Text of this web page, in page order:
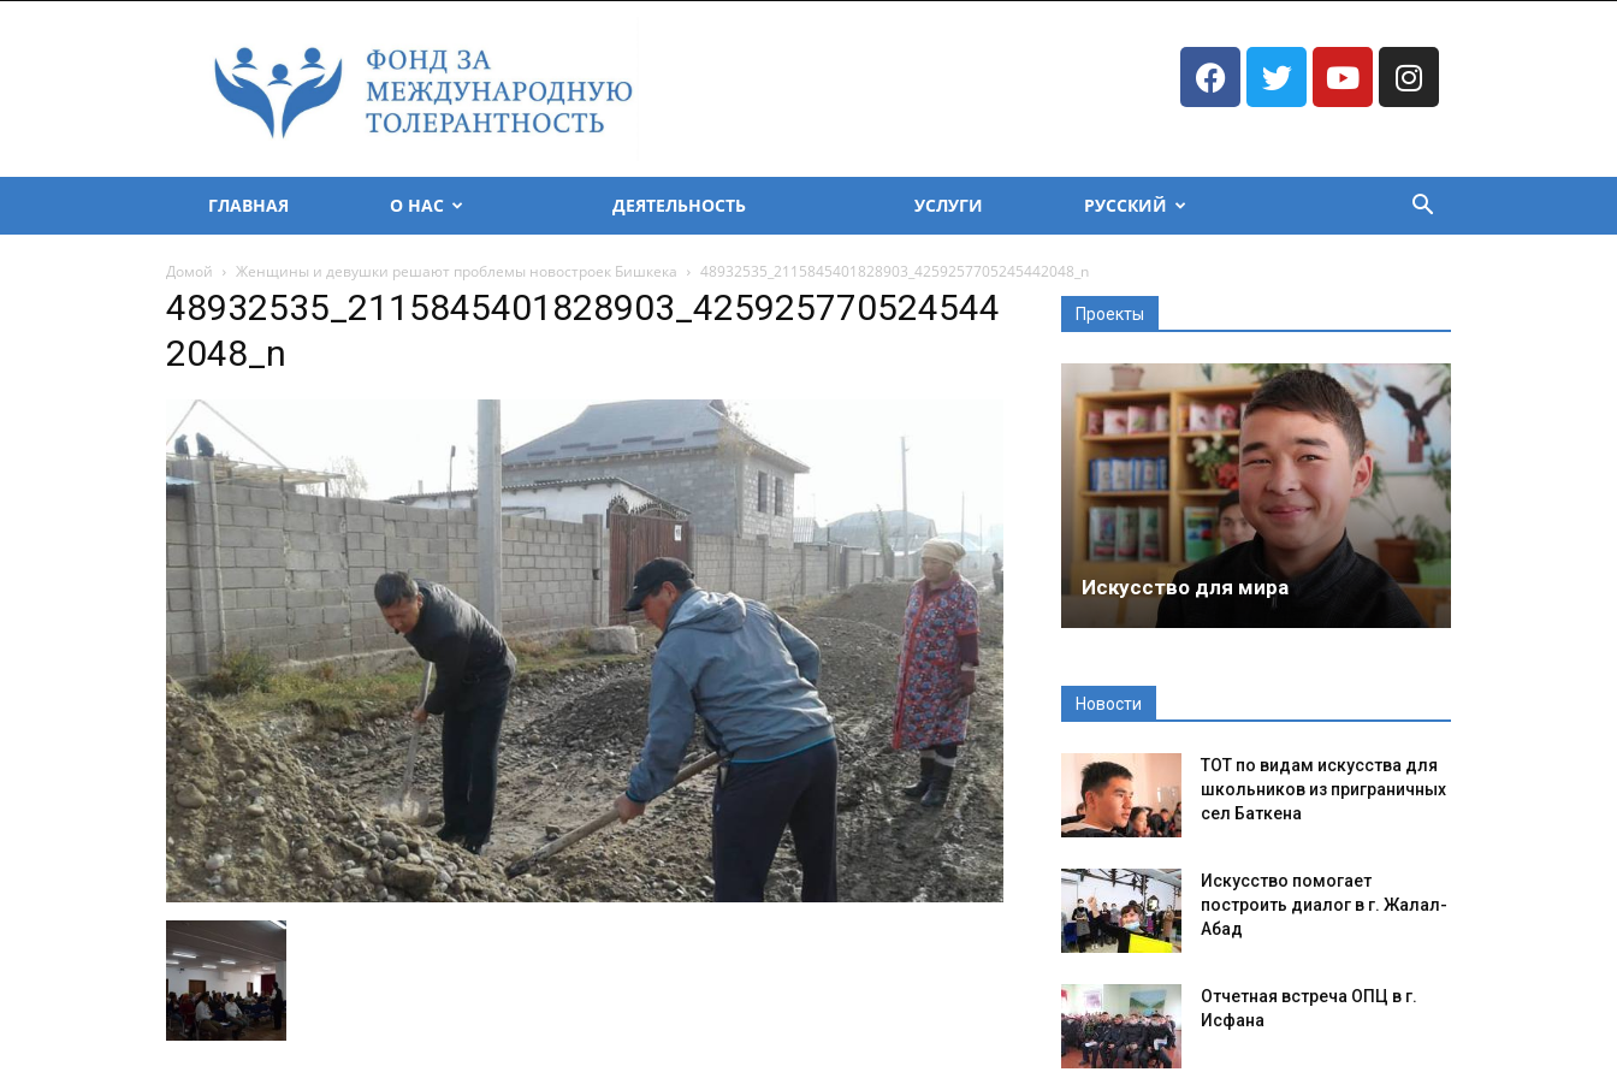
Foundation
for
Tolerance
International
ГЛАВНАЯ О НАС ДЕЯТЕЛЬНОСТЬ УСЛУГИ РУССКИЙ
Домой Женщины и девушки решают проблемы новостроек Бишкека 48932535_2115845401828903_4259257705245442048_n
48932535_2115845401828903_425925770524544
2048_n
Проекты
Искусство для мира
Новости
ТОТ по видам искусства для
школьников из приграничных
сел Баткена
Искусство помогает
построить диалог в г. Жалал-
Абад
Отчетная встреча ОПЦ в г.
Исфана